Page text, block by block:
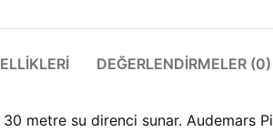
DEĞERLENDIRMELER (0)
metre su direnci sunar. Audemars